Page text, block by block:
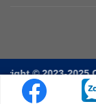
2025 GCDRI, All